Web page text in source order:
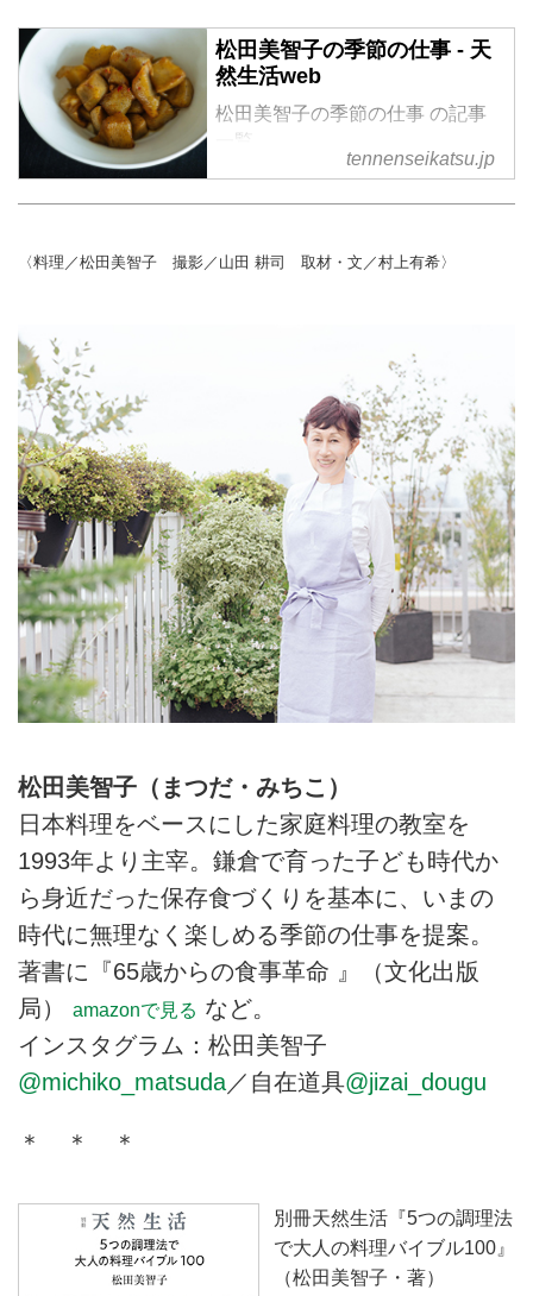
松田美智子の季節の仕事 - 天
然生活web
松田美智子の季節の仕事 の記事
一覧
tennenseikatsu.jp
〈料理／松田美智子 撮影／山田 耕司 取材・文／村上有希〉
松田美智子（まつだ・みちこ）
日本料理をベースにした家庭料理の教室を
1993年より主宰。鎌倉で育った子ども時代か
ら身近だった保存食づくりを基本に、いまの
時代に無理なく楽しめる季節の仕事を提案。
著書に『65歳からの食事革命 』（文化出版
局）
amazonで見る など。
インスタグラム：松田美智子
@michiko_matsuda／自在道具@jizai_dougu
＊ ＊ ＊
別冊天然生活『5つの調理法
で大人の料理バイブル100』
（松田美智子・著）